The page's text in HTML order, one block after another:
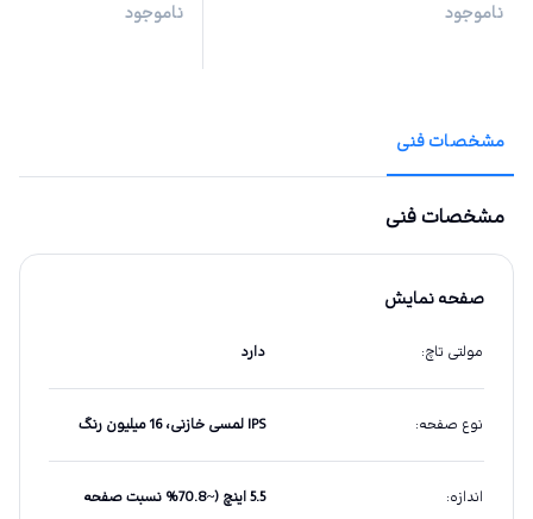
ناموجود ناموجود
مشخصات فنی
مشخصات فنی
صفحه نمایش
مولتی تاچ: دارد
نوع صفحه: IPS لمسی خازنی، 16 میلیون رنگ
اندازه:
5.5 اینچ (~70.8% نسبت صفحه